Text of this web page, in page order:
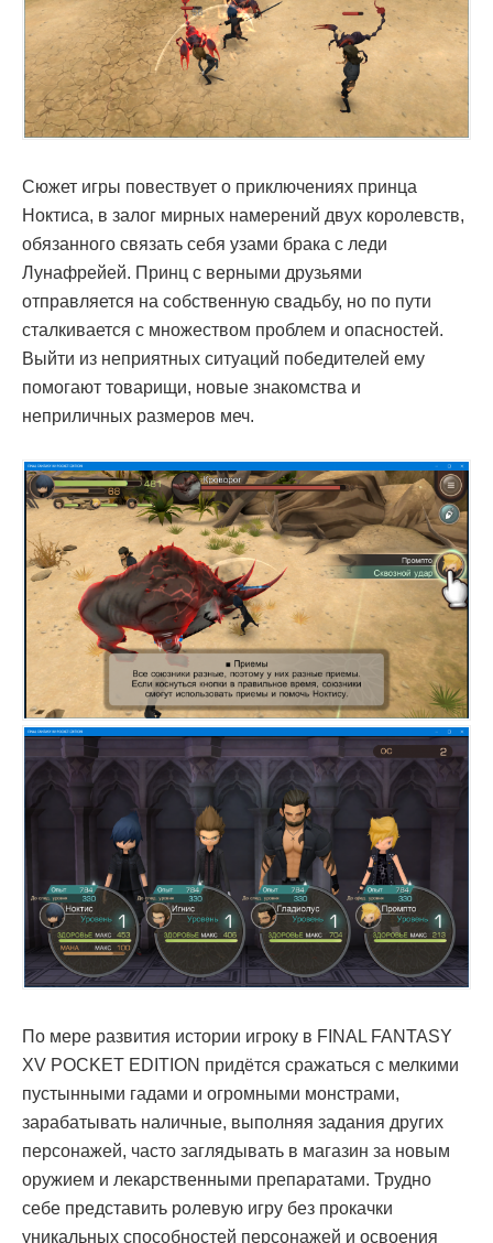
Сюжет игры повествует о приключениях принца
Ноктиса, в залог мирных намерений двух королевств,
обязанного связать себя узами брака с леди
Лунафрейей. Принц с верными друзьями
отправляется на собственную свадьбу, но по пути
сталкивается с множеством проблем и опасностей.
Выйти из неприятных ситуаций победителей ему
помогают товарищи, новые знакомства и
неприличных размеров меч.
По мере развития истории игроку в FINAL FANTASY
XV POCKET EDITION придётся сражаться с мелкими
пустынными гадами и огромными монстрами,
зарабатывать наличные, выполняя задания других
персонажей, часто заглядывать в магазин за новым
оружием и лекарственными препаратами. Трудно
себе представить ролевую игру без прокачки
уникальных способностей персонажей и освоения